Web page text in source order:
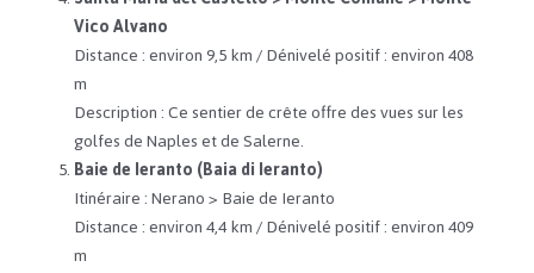
Vico Alvano
Distance : environ 9,5 km​ / Dénivelé positif : environ 408
m​
Description : Ce sentier de crête offre des vues sur les
golfes de Naples et de Salerne. ​
Baie de Ieranto (Baia di Ieranto)
Itinéraire : Nerano > Baie de Ieranto​
Distance : environ 4,4 km​ / Dénivelé positif : environ 409
m​